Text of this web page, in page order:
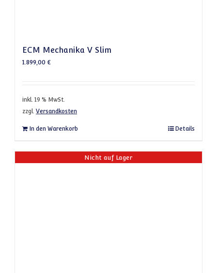
ECM Mechanika V Slim
1.899,00 €
inkl. 19 % MwSt.
zzgl. Versandkosten
In den Warenkorb Details
Nicht auf Lager